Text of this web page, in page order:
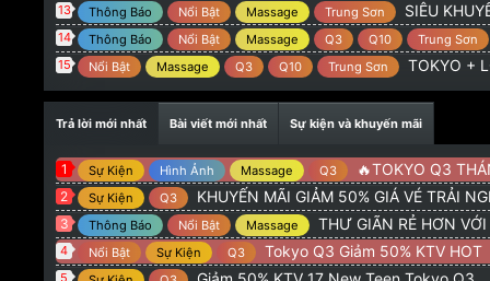
13 Thông Báo Nổi Bật Massage Trung Sơn SIÊU
14 Thông Báo Nổi Bật Massage Q3 Q10
Trung Sơn
15
Nổi Bật Massage Q3 Q10 Trung Sơn TOKYO +
Trả lời mới nhất Bài viết mới nhất Sự kiện và khuyến mãi
1 Sự Kiện Hình Ảnh Massage Q3 🔥TOKYO Q3 THÁNG 5 :
2 Sự Kiện Q3 KHUYẾN MÃI GIẢM 50% GIÁ VÉ TRẢI
3 Thông Báo Nổi Bật Massage THƯ GIÃN RẺ HƠN
4 Nổi Bật Sự Kiện Q3 Tokyo Q3 Giảm 50% KTV HOT
5